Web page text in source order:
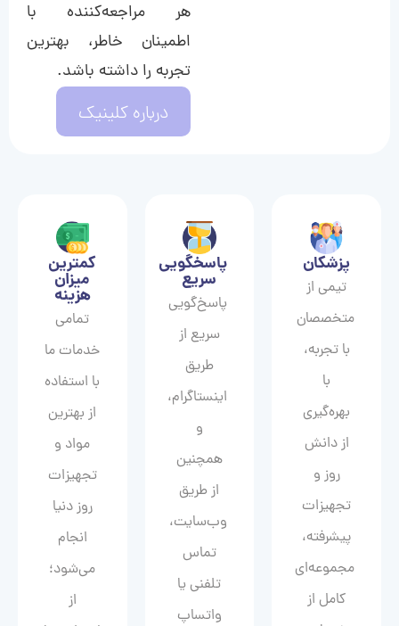
هر مراجعه‌کننده با
اطمینان خاطر، بهترین
تجربه را داشته باشد.
درباره کلینیک
پزشکان
تیمی از
متخصصان
با تجربه،
با
بهره‌گیری
از دانش
روز و
تجهیزات
پیشرفته،
مجموعه‌ای
کامل از
پاسخگویی
سریع
پاسخ‌گویی
سریع از
طریق
اینستاگرام،
و
همچنین
از طریق
وب‌سایت،
تماس
تلفنی یا
واتساپ
کمترین
میزان
هزینه
تمامی
خدمات ما
با استفاده
از بهترین
مواد و
تجهیزات
روز دنیا
انجام
می‌شود؛
از